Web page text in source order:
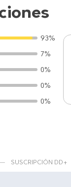
93%
7%
0%
0%
0%
SUSCRIPCIÓN DD+